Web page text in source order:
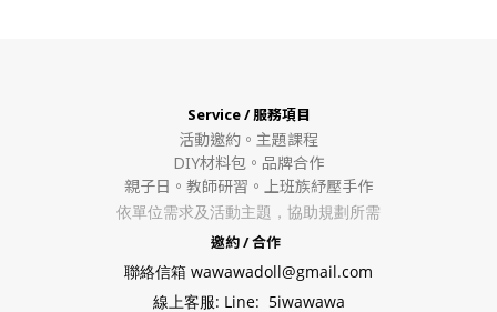
Service / 服務項目
活動邀約。 主題課程
DIY材料包。 品牌合作
親子日。教師研習。上班族紓壓手作
依單位需求及活動主題，協助規劃所需
邀約 / 合作
聯絡信箱 wawawadoll@gmail.com
線上客服: Line: 5iwawawa